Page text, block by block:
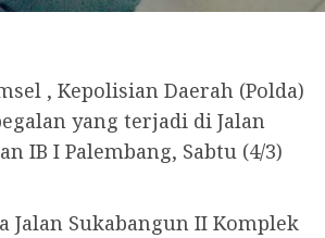
, Kepolisian Daerah (Polda)
yang terjadi di Jalan
IB I Palembang, Sabtu (4/3)
Sukabangun II Komplek